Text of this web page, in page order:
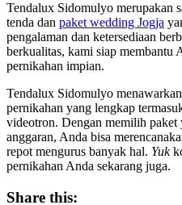
Tendalux Sidomulyo merupakan
tenda dan paket wedding Jogja
pengalaman dan ketersediaan
berkualitas, kami siap membantu
pernikahan impian.
Tendalux Sidomulyo
pernikahan yang lengkap
videotron. Dengan memilih paket
anggaran, Anda bisa
repot mengurus banyak hal. Yuk
pernikahan Anda sekarang juga.
Share this: